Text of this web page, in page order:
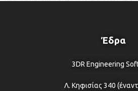
Έδρα
3DR Engineering
Λ. Κηφισίας 340